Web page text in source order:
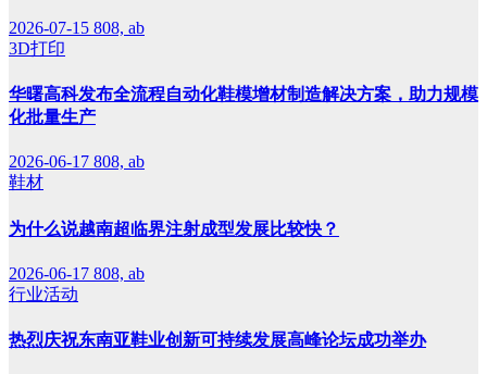
2026-07-15 808, ab
3D打印
华曙高科发布全流程自动化鞋模增材制造解决方案，助力规模
化批量生产
2026-06-17 808, ab
鞋材
为什么说越南超临界注射成型发展比较快？
2026-06-17 808, ab
行业活动
热烈庆祝东南亚鞋业创新可持续发展高峰论坛成功举办